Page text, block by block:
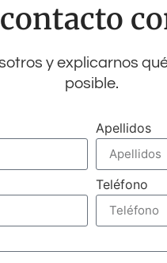
y explicarnos
posible.
Apellidos
Teléfono